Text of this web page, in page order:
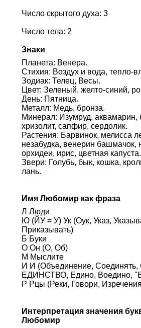
Число скрытого духа: 3
Число тела: 2
Знаки
Планета: Венера.
Стихия: Воздух и вода, тепло-
Зодиак: Телец, Весы.
Цвет: Зеленый, желто-синий,
День: Пятница.
Металл: Медь, бронза.
Минерал: Изумруд, аквамарин,
хризолит, сапфир, сердолик.
Растения: Барвинок, мелисса
незабудка, венерин
орхидеи, ирис, цветная капуста.
Звери: Голубь, бык, кошка,
лань.
Имя Любомир как фраза
Л Люди
Ю (ЙУ = У) Ук (Оук, Указ,
Приказывать)
Б Буки
О Он (О, Об)
М Мыслите
И И (Объединение, Соединять,
ЕДИНСТВО, Едино, Воедино,
Р Рцы (Реки, Говори,
Интерпретация значения
Любомир